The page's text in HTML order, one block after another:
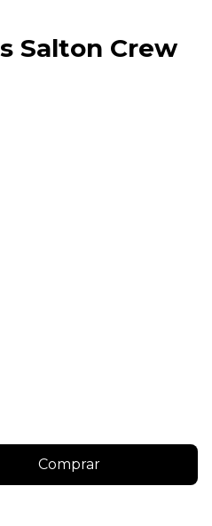
Salton Crew